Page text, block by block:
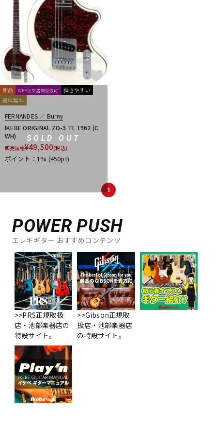
SOLD OUT
新品 WEB注文店頭受取可
弾きやすい
送料無料
FERNANDES ／ Burny
IKEBE ORIGINAL ZO-3 TL 1962 (C
WH)
販売価格¥49,500(税込)
ポイント：1% (450pt)
1
POWER PUSH
エレキギター おすすめコンテンツ
>>PRS正規取扱
店・池部楽器店の
特設サイト。
>>Gibson正規取
扱店・池部楽器店
の特設サイト。